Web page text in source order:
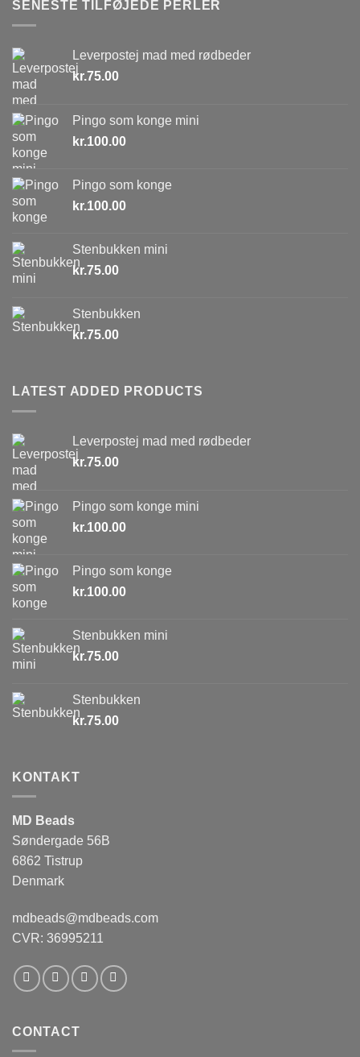
SENESTE TILFØJEDE PERLER
Leverpostej mad med rødbeder
kr.75.00
Pingo som konge mini
kr.100.00
Pingo som konge
kr.100.00
Stenbukken mini
kr.75.00
Stenbukken
kr.75.00
LATEST ADDED PRODUCTS
Leverpostej mad med rødbeder
kr.75.00
Pingo som konge mini
kr.100.00
Pingo som konge
kr.100.00
Stenbukken mini
kr.75.00
Stenbukken
kr.75.00
KONTAKT
MD Beads
Søndergade 56B
6862 Tistrup
Denmark
mdbeads@mdbeads.com
CVR: 36995211
CONTACT